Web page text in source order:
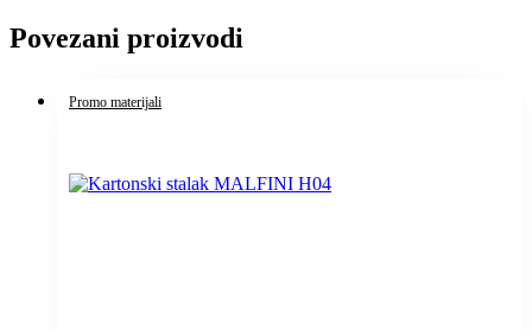
Povezani proizvodi
Promo materijali